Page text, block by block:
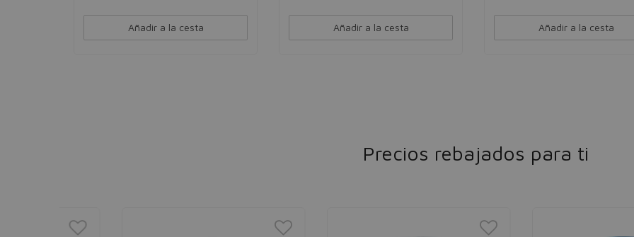
Añadir a la cesta Añadir a la cesta Añadir a la cesta
Precios rebajados para ti